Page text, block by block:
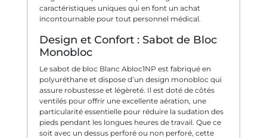
caractéristiques uniques qui en font un achat
incontournable pour tout personnel médical.
Design et Confort : Sabot de Bloc
Monobloc
Le sabot de bloc Blanc Abloc1NP est fabriqué en
polyuréthane et dispose d’un design monobloc qui
assure robustesse et légèreté. Il est doté de côtés
ventilés pour offrir une excellente aération, une
particularité essentielle pour réduire la sudation des
pieds pendant les longues heures de travail. Que ce
soit avec un dessus perforé ou non perforé, cette